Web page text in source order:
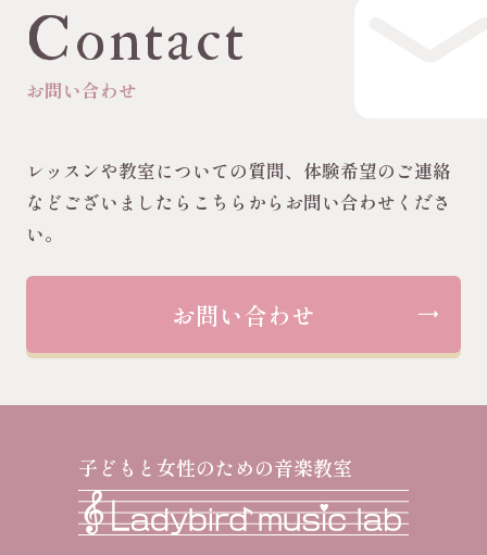
Contact
お問い合わせ
レッスンや教室についての質問、体験希望のご連絡
などございましたらこちらからお問い合わせくださ
い。
お問い合わせ
子どもと女性のための音楽教室